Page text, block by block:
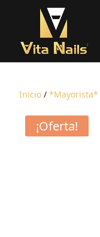
Inicio / *Mayorista*
¡Oferta!